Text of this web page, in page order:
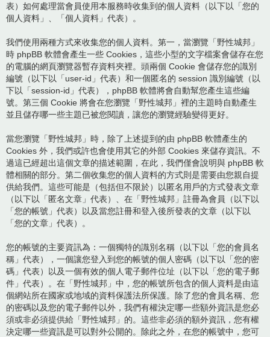
表）如何處理當會員使用本服務時收集到的個人資料（以下以「您的
個人資料」、「個人資料」代表）。
我們使用兩種方式來收集您的個人資料。第一，當瀏覽「野性城邦」
時 phpBB 軟體會產生一些 Cookies，這些小型的文字檔案會儲存在您
的電腦的網頁瀏覽器暫存資料夾裡。頭兩個 Cookie 會儲存您的識別
編號（以下以「user-id」代表）和一個匿名的 session 識別編號（以
下以「session-id」代表），phpBB 軟體將會自動幫您產生這些編
號。第三個 Cookie 將會在您瀏覽「野性城邦」裡的主題時自動產生
並且儲存哪一些主題已被您閱讀，讓您的瀏覽經驗變得更好。
當您瀏覽「野性城邦」時，除了上述提到的由 phpBB 軟體產生的
Cookies 外，我們或許也會使用其它的外部 Cookies 來儲存資訊。不
過這已經超出這個文章的描述範圍，在此，我們僅會說明與 phpBB 軟
體相關的部分。第二個收集您的個人資料的方式則是需要由您親自提
供給我們。這些可能是（包括但不限於）以匿名用戶的方式發表文章
（以下以「匿名文章」代表）、在「野性城邦」註冊為會員（以下以
「您的帳號」代表）以及當您註冊和登入後所發表的文章（以下以
「您的文章」代表）。
您的帳號的主要資訊為：一個獨特的識別名稱（以下以「您的會員名
稱」代表），一個讓您登入到您的帳號的個人密碼（以下以「您的密
碼」代表）以及一個有效的個人電子郵件位址（以下以「您的電子郵
件」代表）。在「野性城邦」中，您的帳號所包含的個人資料是由這
個網站所在國家或地域的資料保護法所保護。除了您的會員名稱、您
的密碼以及您的電子郵件以外，我們有權決定哪一些額外資訊是您必
須或非必須提供給「野性城邦」的。這些非必須的額外資訊，您有權
決定哪一些資訊是可以對外公開的。除此之外，在您的帳號中，您可